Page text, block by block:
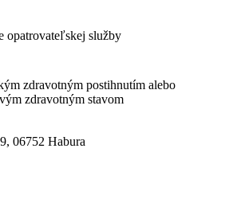
opatrovateľskej služby
zdravotným postihnutím alebo
zdravotným stavom
06752 Habura